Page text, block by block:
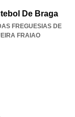
De Braga
FREGUESIAS DE
FRAIAO